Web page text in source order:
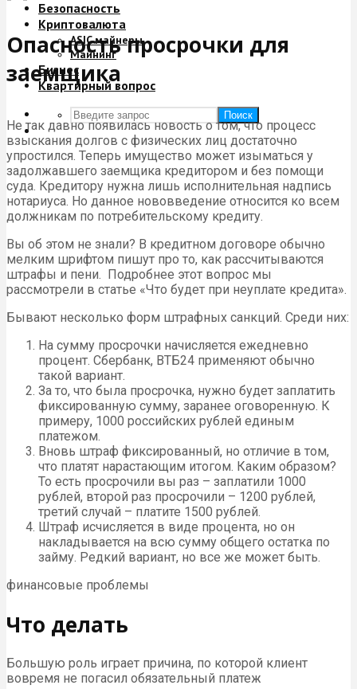
Безопасность
Криптовалюта
ASIC майнеры
Майнинг
Бизнес
Квартирный вопрос
Поиск
Опасность просрочки для
заемщика
Не так давно появилась новость о том, что процесс
взыскания долгов с физических лиц достаточно
упростился. Теперь имущество может изыматься у
задолжавшего заемщика кредитором и без помощи
суда. Кредитору нужна лишь исполнительная надпись
нотариуса. Но данное нововведение относится ко всем
должникам по потребительскому кредиту.
Вы об этом не знали? В кредитном договоре обычно
мелким шрифтом пишут про то, как рассчитываются
штрафы и пени. Подробнее этот вопрос мы
рассмотрели в статье «Что будет при неуплате кредита».
Бывают несколько форм штрафных санкций. Среди них:
На сумму просрочки начисляется ежедневно
процент. Сбербанк, ВТБ24 применяют обычно
такой вариант.
За то, что была просрочка, нужно будет заплатить
фиксированную сумму, заранее оговоренную. К
примеру, 1000 российских рублей единым
платежом.
Вновь штраф фиксированный, но отличие в том,
что платят нарастающим итогом. Каким образом?
То есть просрочили вы раз – заплатили 1000
рублей, второй раз просрочили – 1200 рублей,
третий случай – платите 1500 рублей.
Штраф исчисляется в виде процента, но он
накладывается на всю сумму общего остатка по
займу. Редкий вариант, но все же может быть.
финансовые проблемы
Что делать
Большую роль играет причина, по которой клиент
вовремя не погасил обязательный платеж